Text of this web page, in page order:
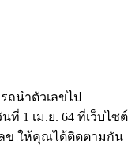
ถนำตัวเลขไป
ที่ 1 เม.ย. 64 ที่เว็บไซต์
ลข ให้คุณได้ติดตามกัน